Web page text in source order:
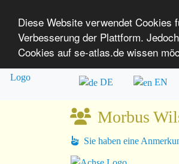
Diese Website verwendet Cookies
Verbesserung der Plattform.
Cookies auf se-atlas.de wissen
SE-ATLAS
Versorgungsatlas für
Überblick über
DE EN
Morbus
Sie haben eine